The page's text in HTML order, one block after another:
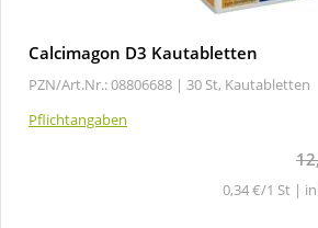
Calcimagon D3 Kautabletten
PZN/Art.Nr.: 08806688 | 30 St, Kautabletten
Pflichtangaben
0,34 €/1 St |